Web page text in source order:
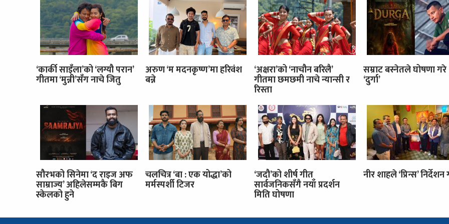
‘कार्की साइँला’को ‘लग्यौ परान’
गीतमा ‘मुन्नी’सँग नाचे जितु
अरुण ‘म मदनकृष्ण’मा हरिवंश
बन्ने
‘अक्षरा’को ‘नाचौन बरिलै’
गीतमा छमछमी नाचे न्यान्सी र
रिस्ता
सम्राट बस्नेतले घोषणा गरे
‘दुर्गा’
सौरभको सिनेमा ‘द राइज अफ
साम्राज्य’ अहिलेसम्मकै बिग
स्केलको हुने
चलचित्र ‘बा : एक योद्धा’को
मर्मस्पर्शी टिजर
‘जदौ’को शीर्ष गीत
सार्वजनिकसँगै नयाँ प्रदर्शन
मिति घोषणा
नीर शाहले ‘प्रिन्स’ निर्देशन